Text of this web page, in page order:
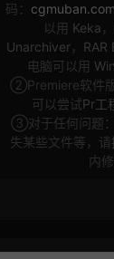
码： cgmuban.com
以用 Keka ，
Unarchiver， RAR
电脑可以用
②Premiere软件版
可以尝试Pr工
③对于任何问题
失某些文件等，请
内修